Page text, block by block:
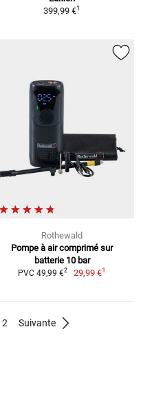
399,99 €1
Rothewald
Pompe à air comprimé sur
batterie 10 bar
PVC 49,99 €2 29,99 €1
2 Suivante